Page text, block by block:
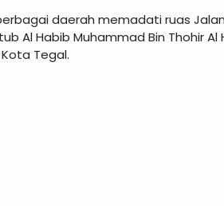
daerah memadati ruas
Al Habib Muhammad Bin Thohir
Tegal.